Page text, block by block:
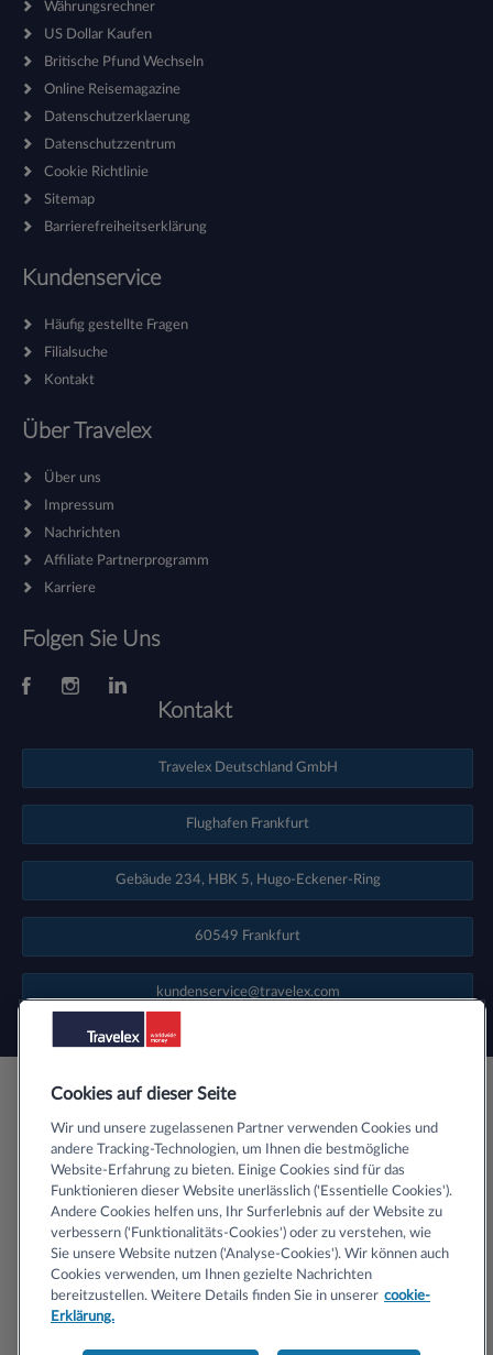
Währungsrechner
US Dollar Kaufen
Britische Pfund Wechseln
Online Reisemagazine
Datenschutzerklaerung
Datenschutzzentrum
Cookie Richtlinie
Sitemap
Barrierefreiheitserklärung
Kundenservice
Häufig gestellte Fragen
Filialsuche
Kontakt
Über Travelex
Über uns
Impressum
Nachrichten
Affiliate Partnerprogramm
Karriere
Folgen Sie Uns
Kontakt
Travelex Deutschland GmbH
Flughafen Frankfurt
Gebäude 234, HBK 5, Hugo-Eckener-Ring
60549 Frankfurt
kundenservice@travelex.com
Copyright © 2020 Travelex Deutschland GmbH (und Ihre Lizenzgeber).
Alle Rechte vorbehalten
Unsere AGB
Cookies auf dieser Seite
Wir und unsere zugelassenen Partner verwenden Cookies und
andere Tracking-Technologien, um Ihnen die bestmögliche
Website-Erfahrung zu bieten. Einige Cookies sind für das
Funktionieren dieser Website unerlässlich ('Essentielle Cookies').
Andere Cookies helfen uns, Ihr Surferlebnis auf der Website zu
verbessern ('Funktionalitäts-Cookies') oder zu verstehen, wie
Sie unsere Website nutzen ('Analyse-Cookies'). Wir können auch
Cookies verwenden, um Ihnen gezielte Nachrichten
bereitzustellen. Weitere Details finden Sie in unserer cookie-
Erklärung.